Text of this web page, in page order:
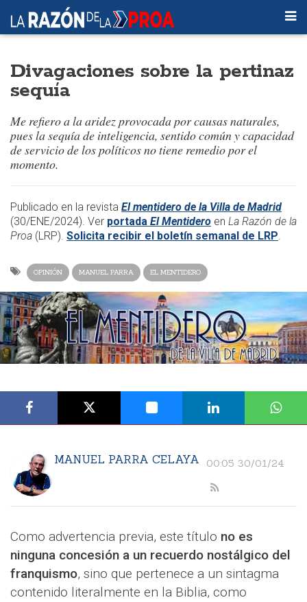
Divagaciones sobre la pertinaz
sequía
Me refiero a la aridez provocada por causas naturales,
pues la sequía de inteligencia, sentido común y capacidad
de servicio de los políticos no tiene remedio por el
momento.
​​Publicado en la revista El mentidero de la Villa de Madrid
(30/ENE/2024). Ver portada El Mentidero en La Razón de la
Proa (LRP). Solicita recibir el boletín semanal de LRP.
OPINIÓN MANUEL PARRA EL MENTIDERO
MANUEL PARRA CELAYA 00:05 30/01/24
Como advertencia previa, este título no es
ninguna concesión a un recuerdo nostálgico del
franquismo, sino que pertenece a un sintagma
contenido literalmente en la Biblia, como